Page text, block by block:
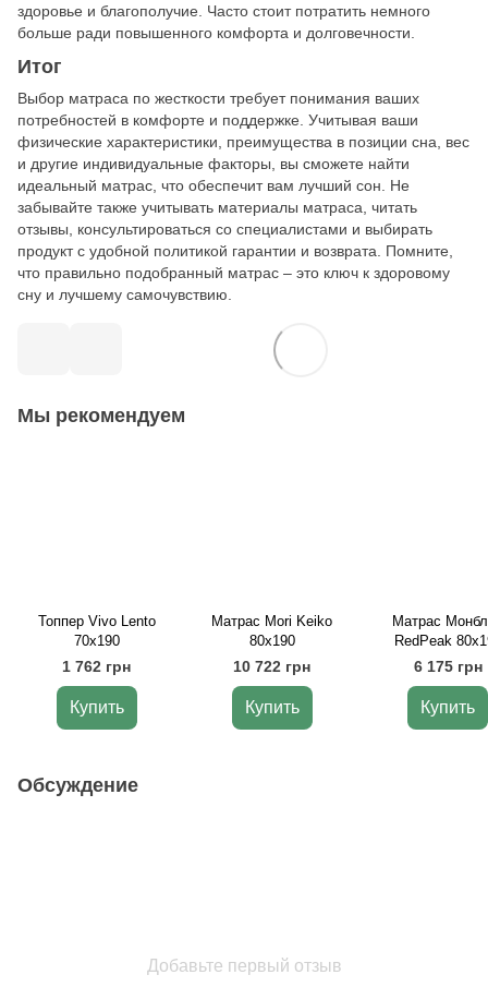
здоровье и благополучие. Часто стоит потратить немного
больше ради повышенного комфорта и долговечности.
Итог
Выбор матраса по жесткости требует понимания ваших
потребностей в комфорте и поддержке. Учитывая ваши
физические характеристики, преимущества в позиции сна, вес
и другие индивидуальные факторы, вы сможете найти
идеальный матрас, что обеспечит вам лучший сон. Не
забывайте также учитывать материалы матраса, читать
отзывы, консультироваться со специалистами и выбирать
продукт с удобной политикой гарантии и возврата. Помните,
что правильно подобранный матрас – это ключ к здоровому
сну и лучшему самочувствию.
Мы рекомендуем
Топпер Vivo Lento
70х190
1 762 грн
Купить
Матрас Mori Keiko
80х190
10 722 грн
Купить
Матрас
RedPeak
6 175 грн
Купить
Обсуждение
Добавьте первый отзыв